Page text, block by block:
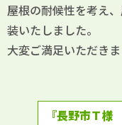
屋根の耐候性を考え
装いたしました。
大変ご満足いただきま
『長野市Ｔ